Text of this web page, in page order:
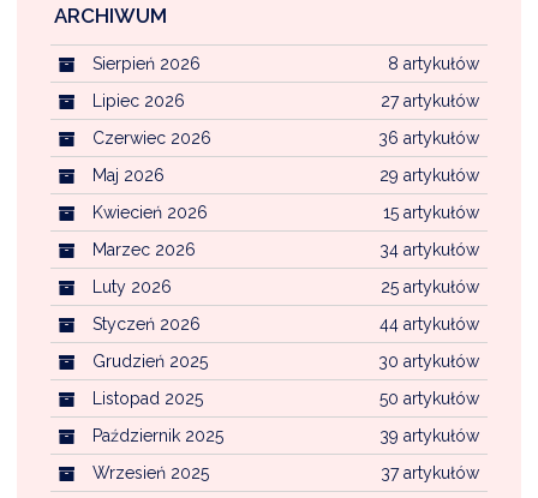
ARCHIWUM
8 artykułów
Sierpień 2026
27 artykułów
Lipiec 2026
36 artykułów
Czerwiec 2026
29 artykułów
Maj 2026
15 artykułów
Kwiecień 2026
34 artykułów
Marzec 2026
25 artykułów
Luty 2026
44 artykułów
Styczeń 2026
30 artykułów
Grudzień 2025
50 artykułów
Listopad 2025
39 artykułów
Październik 2025
37 artykułów
Wrzesień 2025